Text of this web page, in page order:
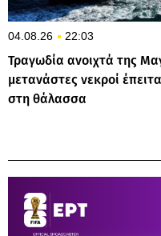
04.08.26 22:03
Τραγωδία ανοιχτά της
μετανάστες νεκροί
στη θάλασσα